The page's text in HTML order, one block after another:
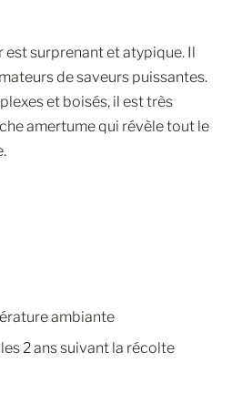
est surprenant et atypique. Il
de saveurs puissantes.
et boisés, il est très
amertume qui révèle tout le
ambiante
2 ans suivant la récolte